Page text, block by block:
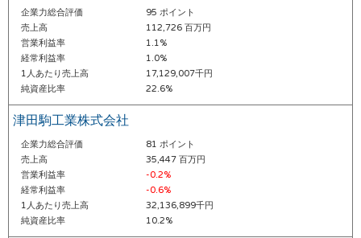
企業力総合評価
95 ポイント
売上高
112,726 百万円
営業利益率
1.1%
経常利益率
1.0%
1人あたり売上高
17,129,007千円
純資産比率
22.6%
津田駒工業株式会社
企業力総合評価
81 ポイント
売上高
35,447 百万円
営業利益率
-0.2%
経常利益率
-0.6%
1人あたり売上高
32,136,899千円
純資産比率
10.2%